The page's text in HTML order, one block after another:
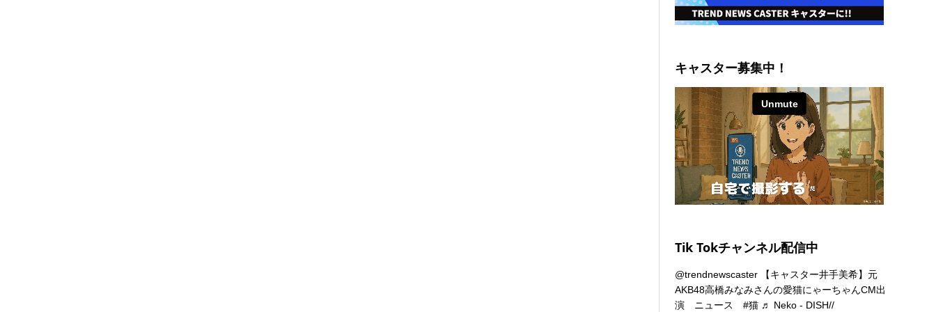
キャスター募集中！
Tik Tokチャンネル配信中
@trendnewscaster 【キャスター井手美希】元
AKB48高橋みなみさんの愛猫にゃーちゃんCM出
演 ニュース#猫 ♬ Neko - DISH//